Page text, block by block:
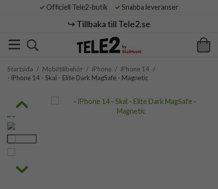
Officiell Tele2-butik Snabba leveranser
↪️ Tillbaka till Tele2.se
Startsida / Mobiltillbehör / iPhone / iPhone 14 /
- iPhone 14 - Skal - Elite Dark MagSafe - Magnetic